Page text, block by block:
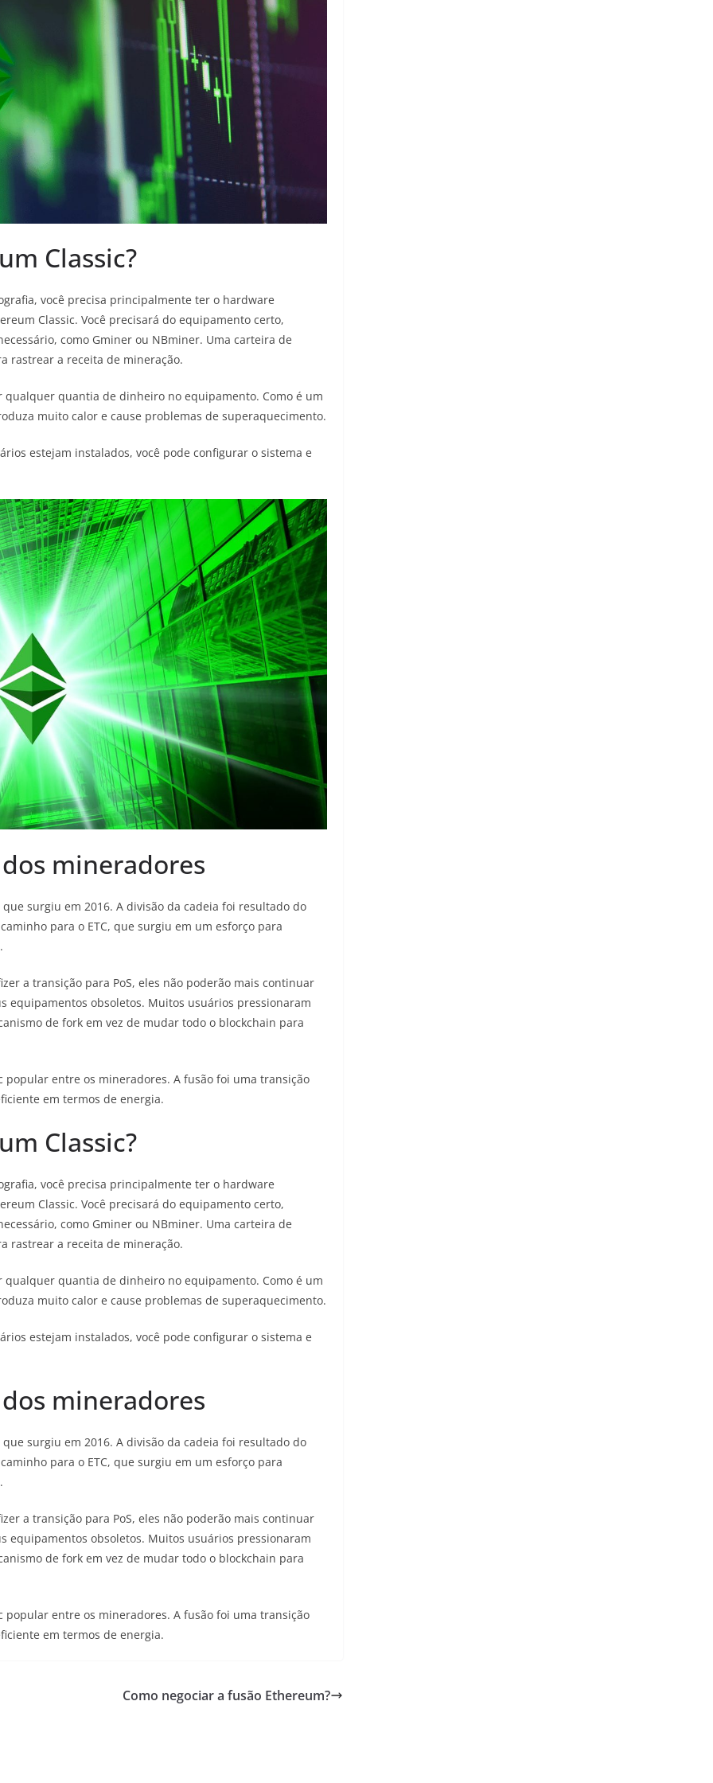
Classic?
você precisa principalmente ter o hardware
Classic. Você precisará do equipamento certo,
como Gminer ou NBminer. Uma carteira de
rastrear a receita de mineração.
quantia de dinheiro no equipamento. Como é um
muito calor e cause problemas de superaquecimento.
estejam instalados, você pode configurar o sistema e
mineradores
surgiu em 2016. A divisão da cadeia foi resultado do
para o ETC, que surgiu em um esforço para
a transição para PoS, eles não poderão mais continuar
equipamentos obsoletos. Muitos usuários pressionaram
de fork em vez de mudar todo o blockchain para
popular entre os mineradores. A fusão foi uma transição
em termos de energia.
Classic?
você precisa principalmente ter o hardware
Classic. Você precisará do equipamento certo,
como Gminer ou NBminer. Uma carteira de
rastrear a receita de mineração.
quantia de dinheiro no equipamento. Como é um
muito calor e cause problemas de superaquecimento.
estejam instalados, você pode configurar o sistema e
mineradores
surgiu em 2016. A divisão da cadeia foi resultado do
para o ETC, que surgiu em um esforço para
a transição para PoS, eles não poderão mais continuar
equipamentos obsoletos. Muitos usuários pressionaram
de fork em vez de mudar todo o blockchain para
popular entre os mineradores. A fusão foi uma transição
em termos de energia.
Como negociar a fusão Ethereum?